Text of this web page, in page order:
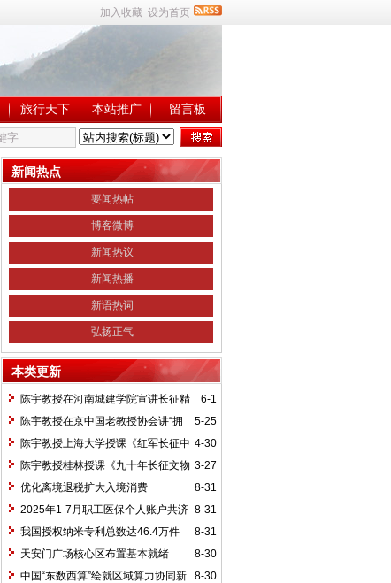
加入收藏 设为首页
旅行天下 本站推广 留言板
新闻热点
要闻热帖
博客微博
新闻热议
新闻热播
新语热词
弘扬正气
本类更新
6-1
陈宇教授在河南城建学院宣讲长征精
神及红25军长征史
5-25
陈宇教授在京中国老教授协会讲“拥
抱中华新文明”
4-30
陈宇教授上海大学授课《红军长征中
的黄埔师生》
3-27
陈宇教授桂林授课《九十年长征文物
鉴赏》
8-31
优化离境退税扩大入境消费
8-31
2025年1-7月职工医保个人账户共济
2.31亿人次 共济金额304.57亿元
8-31
我国授权纳米专利总数达46.4万件
8-30
天安门广场核心区布置基本就绪
8-30
中国“东数西算”绘就区域算力协同新